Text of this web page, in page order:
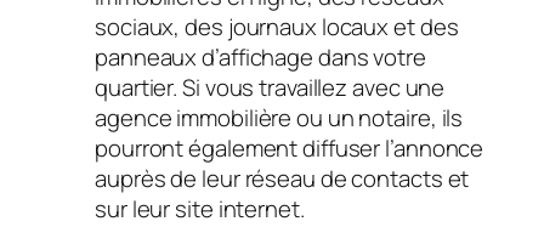
sociaux, des journaux locaux et des
panneaux d’affichage dans votre
quartier. Si vous travaillez avec une
agence immobilière ou un notaire, ils
pourront également diffuser l’annonce
auprès de leur réseau de contacts et
sur leur site internet.